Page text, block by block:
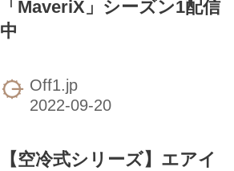
「MaveriX」シーズン1配信
中
Off1.jp
【空冷式シリーズ】エアイ